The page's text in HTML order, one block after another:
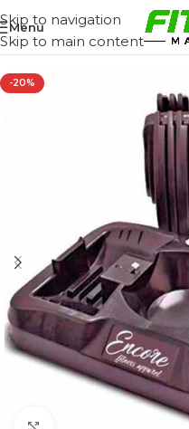
Skip to navigation
Skip to main content
Menu
-20%